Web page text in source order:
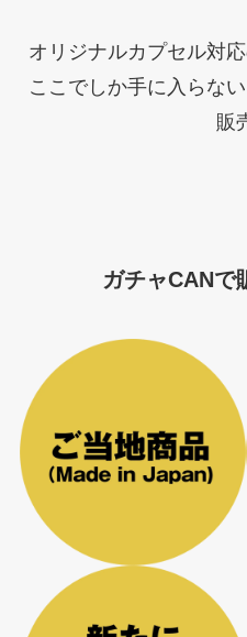
オリジナルカプセル対
ここでしか手に入らな
販
ガチャCANで